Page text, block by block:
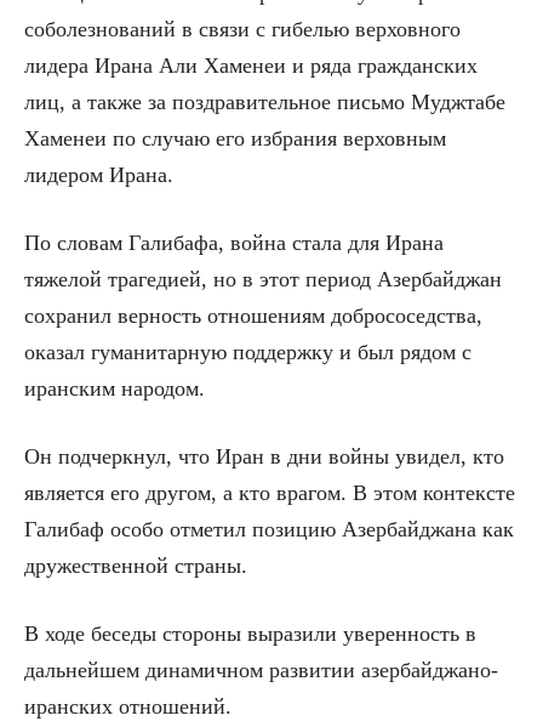
соболезнований в связи с гибелью верховного
лидера Ирана Али Хаменеи и ряда гражданских
лиц, а также за поздравительное письмо Муджтабе
Хаменеи по случаю его избрания верховным
лидером Ирана.
По словам Галибафа, война стала для Ирана
тяжелой трагедией, но в этот период Азербайджан
сохранил верность отношениям добрососедства,
оказал гуманитарную поддержку и был рядом с
иранским народом.
Он подчеркнул, что Иран в дни войны увидел, кто
является его другом, а кто врагом. В этом контексте
Галибаф особо отметил позицию Азербайджана как
дружественной страны.
В ходе беседы стороны выразили уверенность в
дальнейшем динамичном развитии азербайджано-
иранских отношений.